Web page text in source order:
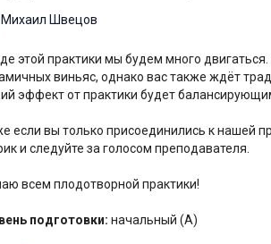
Михаил Швецов
этой практики мы будем много
виньяс, однако вас также ждёт
эффект от практики будет
если вы только присоединились к нашей
и следуйте за голосом преподавателя.
всем плодотворной практики!
подготовки: начальный (A)